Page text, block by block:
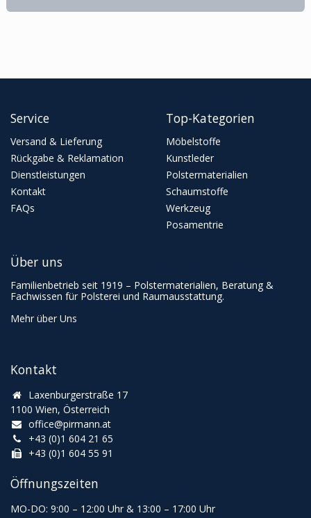
Service
Versand & Lieferung
Rückgabe & Reklamation
Dienstleistungen
Kontakt
FAQs
Top-Kategorien
Möbelstoffe
Kunstleder
Polstermaterialien
Schaumstoffe
Werkzeug
Posamentrie
Kontakt
Laxenburgerstraße 17
1100 Wien, Österreich
office@pirmann.at
+43 (0)1 604 21 65
+43 (0)1 604 55 91
Öffnungszeiten
MO-DO: 9:00 – 12:00 Uhr & 13:00 – 17:00 Uhr
Über uns
Familienbetrieb seit 1919 – Polstermaterialien, Beratung &
Fachwissen für Polsterei und Raumausstattung.
Mehr über Uns